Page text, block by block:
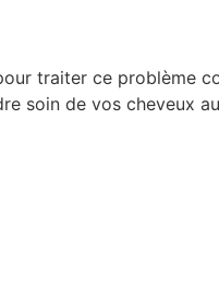
traiter ce problème
soin de vos cheveux